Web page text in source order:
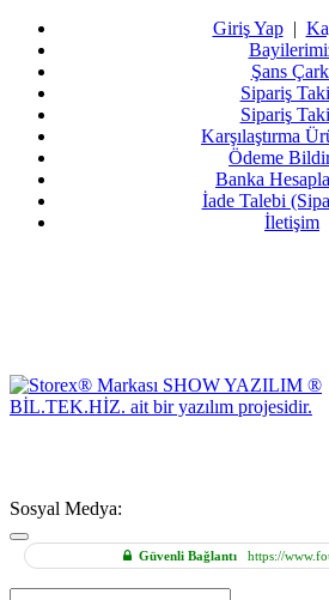
Giriş Yap|
Şans
Sipariş
Sipariş
Karşılaştırma
Ödeme
Banka
İade Talebi
İletişim
Sosyal Medya:
Güvenli Bağlantıhttps://